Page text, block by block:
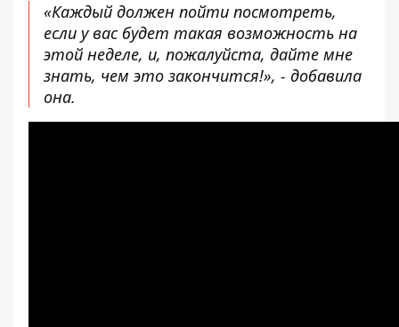
«Каждый должен пойти посмотреть,
если у вас будет такая возможность на
этой неделе, и, пожалуйста, дайте мне
знать, чем это закончится!», - добавила
она.